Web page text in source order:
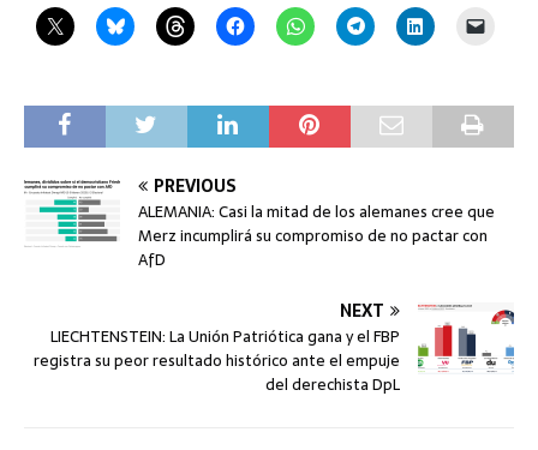
PREVIOUS
ALEMANIA: Casi la mitad de los alemanes cree que
Merz incumplirá su compromiso de no pactar con
AfD
NEXT
LIECHTENSTEIN: La Unión Patriótica gana y el FBP
registra su peor resultado histórico ante el empuje
del derechista DpL